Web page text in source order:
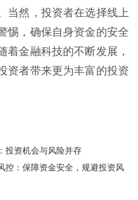
当然，投资者在选择线上
惕，确保自身资金的安全
着金融科技的不断发展，
资者带来更为丰富的投资
投资机会与风险并存
控：保障资金安全，规避投资风